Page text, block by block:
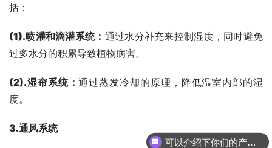
括：
(1).喷灌和滴灌系统： 通过水分补充来控制湿度，同时避免
过多水分的积累导致植物病害。
(2).湿帘系统：通过蒸发冷却的原理，降低温室内部的湿
度。
3.通风系统
可以介绍下你们的产品么